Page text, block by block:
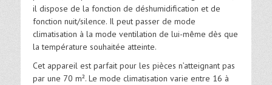
il dispose de la fonction de déshumidification et de
fonction nuit/silence. Il peut passer de mode
climatisation à la mode ventilation de lui-même dès que
la température souhaitée atteinte.
Cet appareil est parfait pour les pièces n’atteignant pas
par une 70 m². Le mode climatisation varie entre 16 à